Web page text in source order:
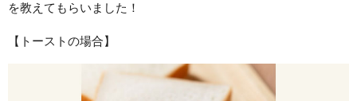
を教えてもらいました！
【トーストの場合】